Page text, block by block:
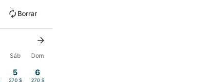
Borrar
Sáb Dom
5
270 $
6
270 $